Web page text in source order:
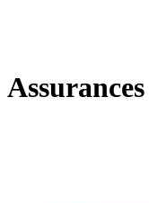
Assurances